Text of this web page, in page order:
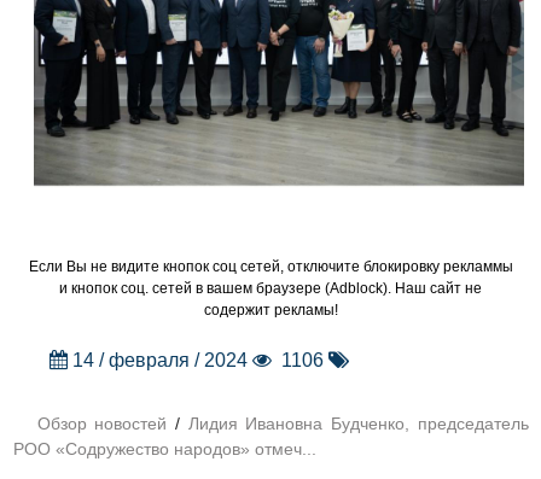
Если Вы не видите кнопок соц сетей, отключите блокировку рекламмы
и кнопок соц. сетей в вашем браузере (Adblock). Наш сайт не
содержит рекламы!
14 / февраля / 2024 1106
Обзор новостей /Лидия Ивановна Будченко, председатель
РОО «Содружество народов» отмеч...